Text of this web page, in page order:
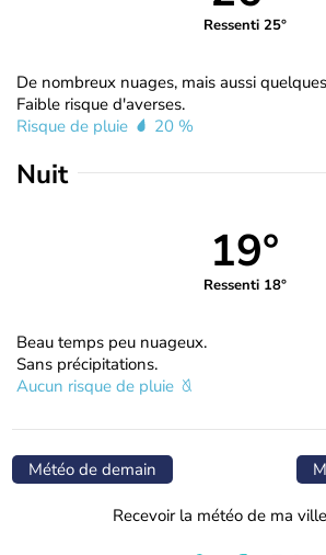
Ressenti 25°
De nombreux nuages, mais aussi
Faible risque d'averses.
Risque de pluie
20 %
Nuit
19°
Ressenti 18°
Beau temps peu nuageux.
Sans précipitations.
Aucun risque de pluie
Météo de demain
Recevoir la météo de ma ville